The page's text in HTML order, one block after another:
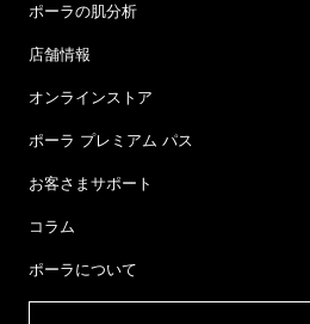
ポーラの肌分析
店舗情報
オンラインストア
ポーラ プレミアム パス
お客さまサポート
コラム
ポーラについて